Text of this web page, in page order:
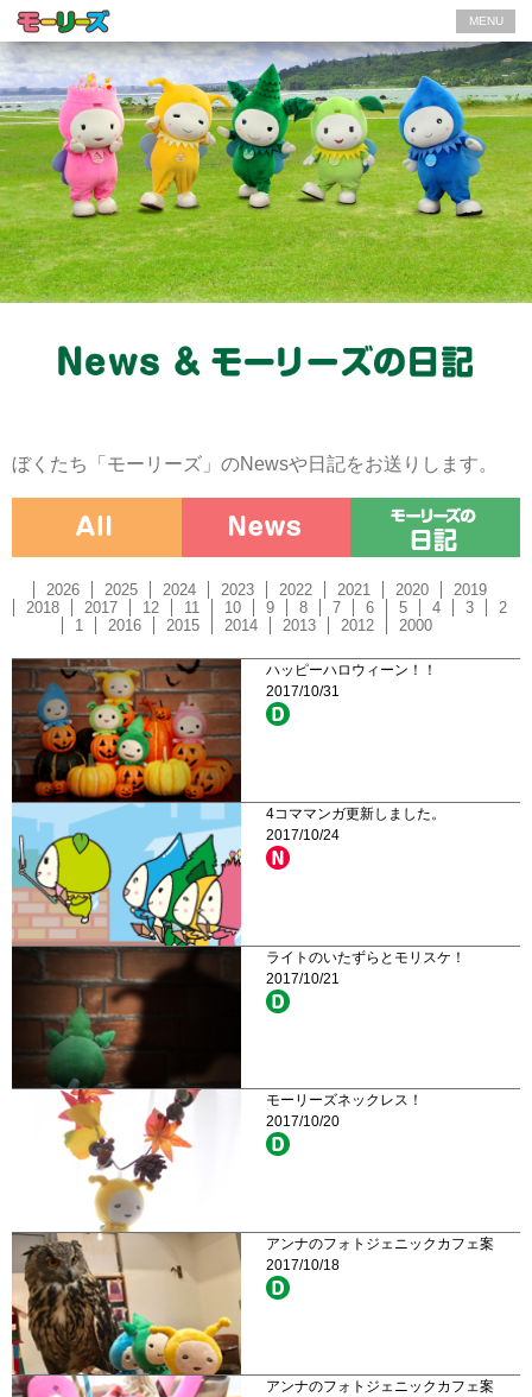
MENU
ぼくたち「モーリーズ」のNewsや日記をお送りします。
2026 2025 2024 2023 2022 2021 2020
2019
2018
2017 12 11 10 9 8 7 6 5 4 3
2
1
2016 2015 2014 2013 2012 2000
ハッピーハロウィーン！！
2017/10/31
4コママンガ更新しました。
2017/10/24
ライトのいたずらとモリスケ！
2017/10/21
モーリーズネックレス！
2017/10/20
アンナのフォトジェニックカフェ案
2017/10/18
アンナのフォトジェニックカフェ案